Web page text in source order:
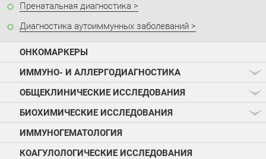
Пренатальная диагностика
Диагностика аутоиммунных заболеваний
ОНКОМАРКЕРЫ
ИММУНО- И АЛЛЕРГОДИАГНОСТИКА
ОБЩЕКЛИНИЧЕСКИЕ ИССЛЕДОВАНИЯ
БИОХИМИЧЕСКИЕ ИССЛЕДОВАНИЯ
ИММУНОГЕМАТОЛОГИЯ
КОАГУЛОЛОГИЧЕСКИЕ ИССЛЕДОВАНИЯ